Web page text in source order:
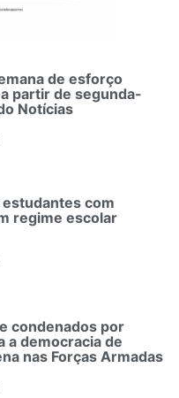
de esforço
partir de segunda-
Notícias
com
regime escolar
condenados por
a democracia de
nas Forças Armadas